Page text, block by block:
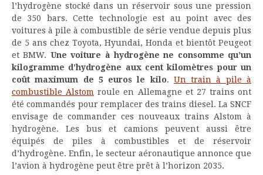
l’hydrogène stocké dans un réservoir sous une pression
de 350 bars. Cette technologie est au point avec des
voitures à pile à combustible de série vendue depuis plus
de 5 ans chez Toyota, Hyundai, Honda et bientôt Peugeot
et BMW. Une voiture à hydrogène ne consomme qu’un
kilogramme d’hydrogène aux cent kilomètres pour un
coût maximum de 5 euros le kilo. Un train à pile à
combustible Alstom roule en Allemagne et 27 trains ont
été commandés pour remplacer des trains diesel. La SNCF
envisage de commander ces nouveaux trains Alstom à
hydrogène. Les bus et camions peuvent aussi être
équipés de piles à combustibles et de réservoir
d’hydrogène. Enfin, le secteur aéronautique annonce que
l’avion à hydrogène peut être prêt à l’horizon 2035.